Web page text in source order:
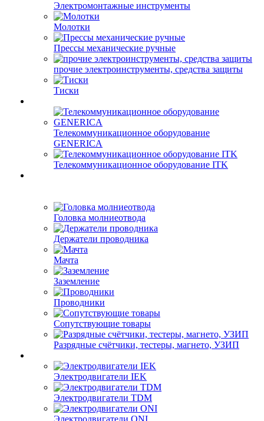
Электромонтажные инструменты
Молотки
Прессы механические ручные
прочие электроинструменты, средства защиты
Тиски
Телекоммуникационное оборудование
GENERICA
Телекоммуникационное оборудование ITK
Головка молниеотвода
Держатели проводника
Мачта
Заземление
Проводники
Сопутствующие товары
Разрядные счётчики, тестеры, магнето, УЗИП
Электродвигатели IEK
Электродвигатели TDM
Электродвигатели ONI